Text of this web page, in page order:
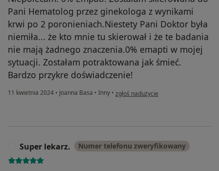
Pani Hematolog przez ginekologa z wynikami
krwi po 2 poronieniach.Niestety Pani Doktor była
niemiła... że kto mnie tu skierował i że te badania
nie mają żadnego znaczenia.0% emapti w mojej
sytuacji. Zostałam potraktowana jak śmieć.
Bardzo przykre doświadczenie!
11 kwietnia 2024 • Joanna Basa • Inny • w opinii użytkownika NZ
zgłoś nadużycie
Super lekarz. Numer telefonu zweryfikowany